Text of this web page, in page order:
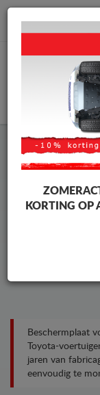
WINKELWAGEN
Toyota
Beschermplaat
Toyota-
jaren van
eenvoudig te
KORTING OP